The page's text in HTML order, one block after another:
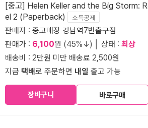
[중고] Helen Keller and the Big Storm:
el 2 (Paperback)
소득공제
판매자 : 중고매장 강남역7번출구점
판매가 : 6,100원 (45%↓) │ 상태 : 최상
배송비 : 2만원 미만 배송료 2,500원
지금 택배로 주문하면 내일 출고 가능
장바구니 바로구매